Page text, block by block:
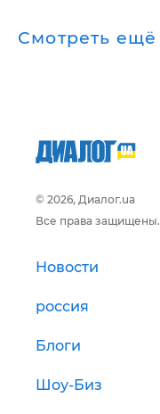
Смотреть ещё
© 2026, Диалог.ua
Все права защищены.
Новости
россия
Блоги
Шоу-Биз